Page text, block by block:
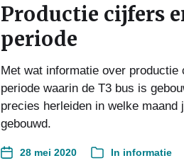
Productie cijfers
periode
Met wat informatie over productie
periode waarin de T3 bus is
precies herleiden in welke maand
gebouwd.
28 mei 2020 In informatie